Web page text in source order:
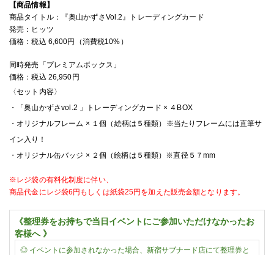
【商品情報】
商品タイトル：
『奥山かずさVol.2』
トレーディングカード
発売：ヒッツ
価格：税込 6,600円（消費税10% ）
同時発売「プレミアムボックス」
価格：税込 26,950円
〈セット内容〉
・
「奥山かずさvol.2 」トレーディングカード × ４BOX
・ オリジナルフレーム × １個（絵柄は５種類） ※当たりフレームには直筆サ
イン入り！
・オリジナル缶バッジ × ２個（絵柄は５種類）※直径５７mm
※レジ袋の有料化制度に伴い、
商品代金にレジ袋6円もしくは紙袋25円を加えた販売金額となります。
《整理券をお持ちで当日イベントにご参加いただけなかったお
客様へ 》
◎ イベントに参加されなかった場合、新宿サブナード店にて整理券と